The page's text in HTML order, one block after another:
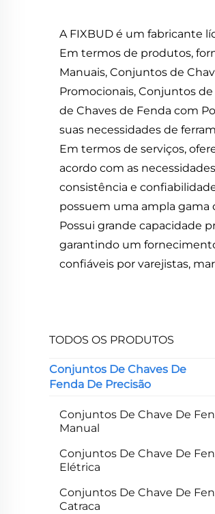
A FIXBUD é um fabricante
Em termos de produtos,
Manuais, Conjuntos de
Promocionais, Conjuntos
de Chaves de Fenda com
suas necessidades de
Em termos de serviços,
acordo com as
consistência e
possuem uma ampla gama
Possui grande capacidade
garantindo um
confiáveis por varejistas,
TODOS OS PRODUTOS
Conjuntos De Chaves De
Fenda De Precisão
Conjuntos De Chave De
Manual
Conjuntos De Chave De
Elétrica
Conjuntos De Chave De
Catraca